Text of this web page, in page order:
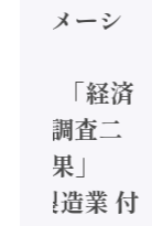
トメーシ
】「経済
態調査二
結果」
年製造業 付